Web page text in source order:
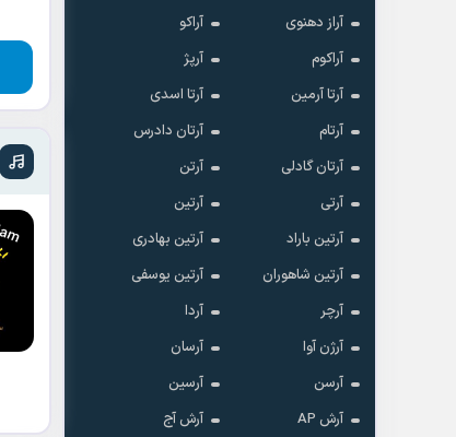
آراز دهنوی
آراکو
آراکوم
آرپژ
آرتا آرمین
آرتا اسدی
آرتام
آرتان دادرس
آرتان گادلی
آرتن
آرتی
آرتین
آرتین باراد
آرتین بهادری
آرتین شاهوران
آرتین یوسفی
آرچر
آردا
آرژن آوا
آرسان
آرسن
آرسین
آرش AP
آرش آج